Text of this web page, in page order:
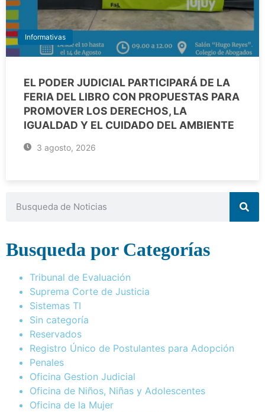
Informativas
EL PODER JUDICIAL PARTICIPARÁ DE LA
FERIA DEL LIBRO CON PROPUESTAS PARA
PROMOVER LOS DERECHOS, LA
IGUALDAD Y EL CUIDADO DEL AMBIENTE
3 agosto, 2026
Busqueda por Categorías
Tribunal de Evaluación
Suprema Corte de Justicia
Sistemas TI
Sin categoría
Reservados
Registro Único de Postulantes para Adopción
Penales
Oficina Gestion Judicial
Oficina de Niños, Niñas y Adolescentes
Oficina de la Mujer